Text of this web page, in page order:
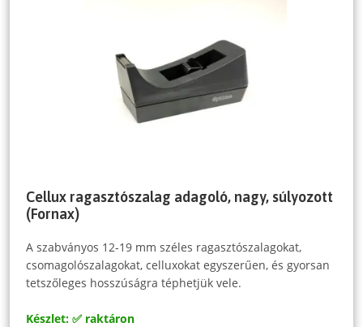
Cellux ragasztószalag adagoló, nagy, súlyozott
(Fornax)
A szabványos 12-19 mm széles ragasztószalagokat,
csomagolószalagokat, celluxokat egyszerűen, és gyorsan
tetszőleges hosszúságra téphetjük vele.
Készlet: ✅ raktáron